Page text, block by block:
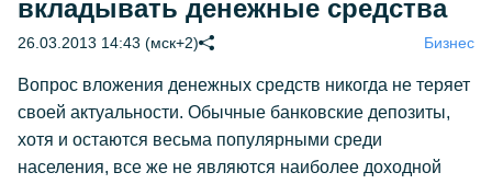
вкладывать денежные средства
26.03.2013 14:43 (мск+2) Бизнес
Вопрос вложения денежных средств никогда не теряет
своей актуальности. Обычные банковские депозиты,
хотя и остаются весьма популярными среди
населения, все же не являются наиболее доходной